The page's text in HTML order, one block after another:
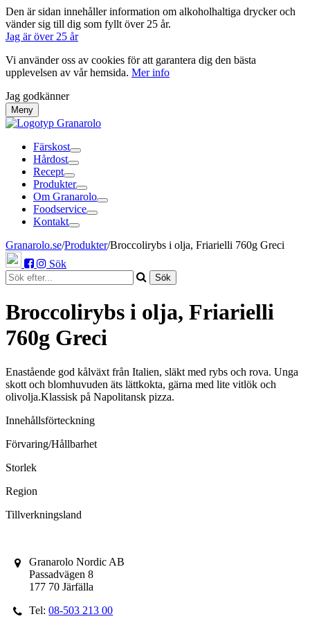
Den är sidan innehåller information om alkoholhaltiga drycker och
vänder sig till dig som fyllt över 25 år.
Jag är över 25 år
Vi använder oss av cookies för att garantera dig den bästa
upplevelsen av vår hemsida. Mer info
Jag godkänner
Meny
Färskost
Hårdost
Recept
Produkter
Om Granarolo
Foodservice
Kontakt
Granarolo.se/Produkter/Broccolirybs i olja, Friarielli 760g Greci
Sök
Broccolirybs i olja, Friarielli
760g Greci
Enastående god kålväxt från Italien, släkt med rybs och rova. Unga
skott och blomhuvuden äts lättkokta, gärna med lite vitlök och
olivolja.Klassisk på Napolitansk pizza.
Innehållsförteckning
Förvaring/Hållbarhet
Storlek
Region
Tillverkningsland
Granarolo Nordic AB
Passadvägen 8
177 70 Järfälla
Tel:08-503 213 00